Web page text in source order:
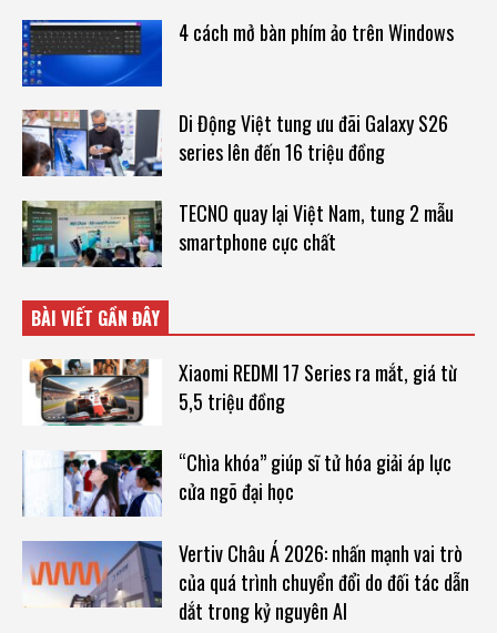
4 cách mở bàn phím ảo trên Windows
Di Động Việt tung ưu đãi Galaxy S26
series lên đến 16 triệu đồng
TECNO quay lại Việt Nam, tung 2 mẫu
smartphone cực chất
BÀI VIẾT GẦN ĐÂY
Xiaomi REDMI 17 Series ra mắt, giá từ
5,5 triệu đồng
“Chìa khóa” giúp sĩ tử hóa giải áp lực
cửa ngõ đại học
Vertiv Châu Á 2026: nhấn mạnh vai trò
của quá trình chuyển đổi do đối tác dẫn
dắt trong kỷ nguyên AI